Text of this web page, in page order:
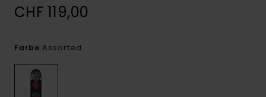
CHF 119,00
Farbe Assorted